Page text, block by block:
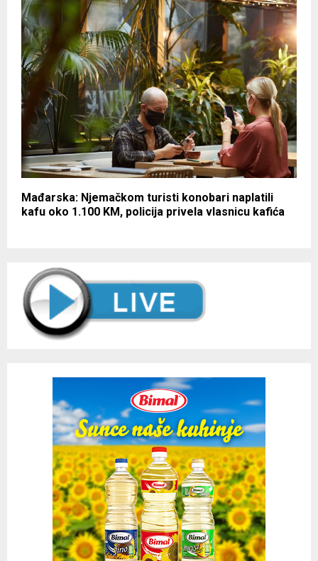
Mađarska: Njemačkom turisti konobari naplatili
kafu oko 1.100 KM, policija privela vlasnicu kafića